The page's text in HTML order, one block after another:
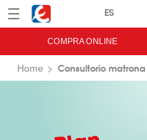
Menú Eroski
COMPRA ONLINE
Home Consultorio matrona